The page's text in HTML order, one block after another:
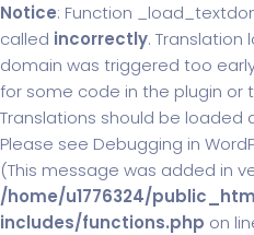
Notice: Function
called incorrectly. Translation
domain was triggered too
for some code in the plugin or
Translations should be loaded
Please see Debugging in
(This message was added in
/home/u1776324/
includes/functions.php on